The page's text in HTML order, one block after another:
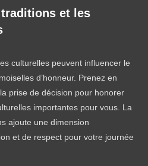
traditions et les
culturelles peuvent influencer le
d’honneur. Prenez en
prise de décision pour honorer
importantes pour vous. La
ajoute une dimension
et de respect pour votre journée